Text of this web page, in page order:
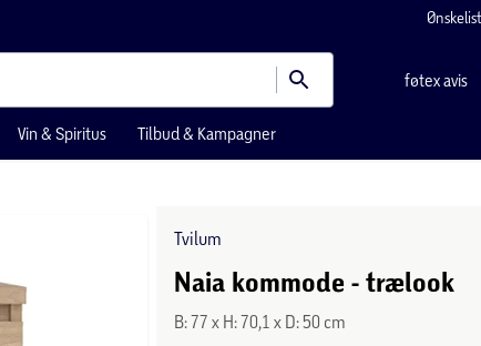
føtex avis
Vin & Spiritus Tilbud & Kampagner
Tvilum
Naia kommode - trælook
B: 77 x H: 70,1 x D: 50 cm